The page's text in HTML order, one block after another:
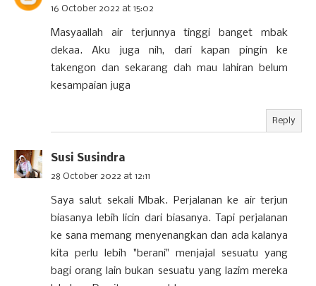
16 October 2022 at 15:02
Masyaallah air terjunnya tinggi banget mbak
dekaa. Aku juga nih, dari kapan pingin ke
takengon dan sekarang dah mau lahiran belum
kesampaian juga
Reply
Susi Susindra
28 October 2022 at 12:11
Saya salut sekali Mbak. Perjalanan ke air terjun
biasanya lebih licin dari biasanya. Tapi perjalanan
ke sana memang menyenangkan dan ada kalanya
kita perlu lebih "berani" menjajal sesuatu yang
bagi orang lain bukan sesuatu yang lazim mereka